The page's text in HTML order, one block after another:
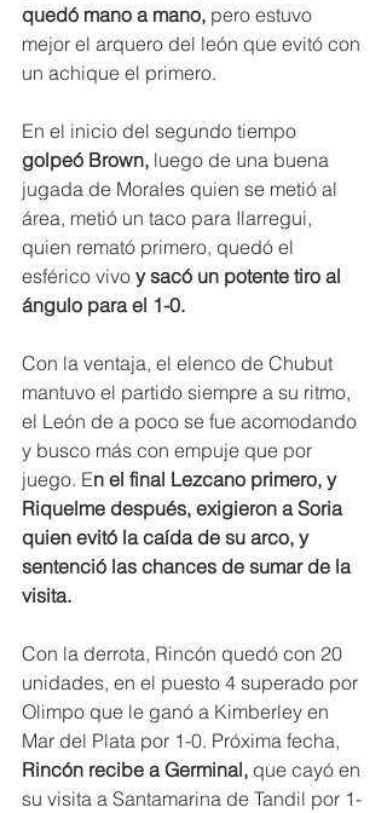
quedó mano a mano, pero estuvo
mejor el arquero del león que evitó con
un achique el primero.
En el inicio del segundo tiempo
golpeó Brown, luego de una buena
jugada de Morales quien se metió al
área, metió un taco para Ilarregui,
quien remató primero, quedó el
esférico vivo y sacó un potente tiro al
ángulo para el 1-0.
Con la ventaja, el elenco de Chubut
mantuvo el partido siempre a su ritmo,
el León de a poco se fue acomodando
y busco más con empuje que por
juego. En el final Lezcano primero, y
Riquelme después, exigieron a Soria
quien evitó la caída de su arco, y
sentenció las chances de sumar de la
visita.
Con la derrota, Rincón quedó con 20
unidades, en el puesto 4 superado por
Olimpo que le ganó a Kimberley en
Mar del Plata por 1-0. Próxima fecha,
Rincón recibe a Germinal, que cayó en
su visita a Santamarina de Tandil por 1-